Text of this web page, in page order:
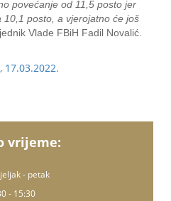
povećanje od 11,5 posto jer
posto, a vjerojatno će još
Vlade FBiH Fadil Novalić.
17.03.2022.
vrijeme:
- petak
- 15:30